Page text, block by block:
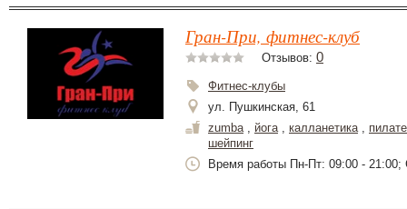
Гран-При, фитнес-клуб
Отзывов: 0
Фитнес-клубы
ул. Пушкинская, 61
zumba, йога, калланетика,
шейпинг
Время работы Пн-Пт: 09:00 - 21:00;